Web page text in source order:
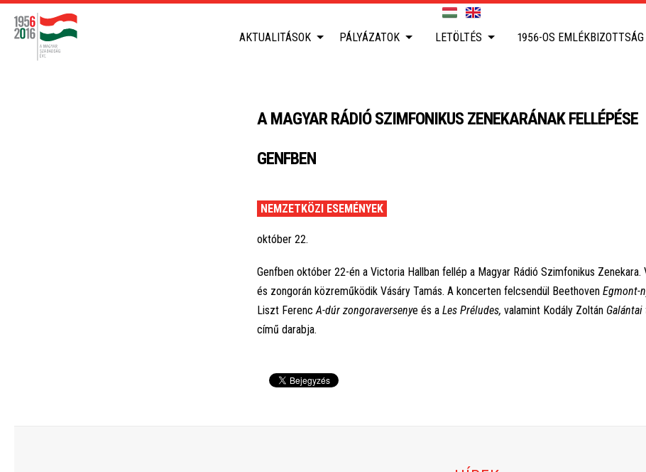
AKTUALITÁSOK PÁLYÁZATOK LETÖLTÉS 1956-OS EMLÉKBIZOTTSÁG
A MAGYAR RÁDIÓ SZIMFONIKUS ZENEKARÁNAK FELLÉPÉSE
GENFBEN
NEMZETKÖZI ESEMÉNYEK
október 22.
Genfben október 22-én a Victoria Hallban fellép a Magyar Rádió Szimfonikus Zenekara.
és zongorán közreműködik Vásáry Tamás. A koncerten felcsendül Beethoven Egmont-
Liszt FerencA-dúr zongoraversenye és a Les Préludes, valamint Kodály Zoltán
című darabja.